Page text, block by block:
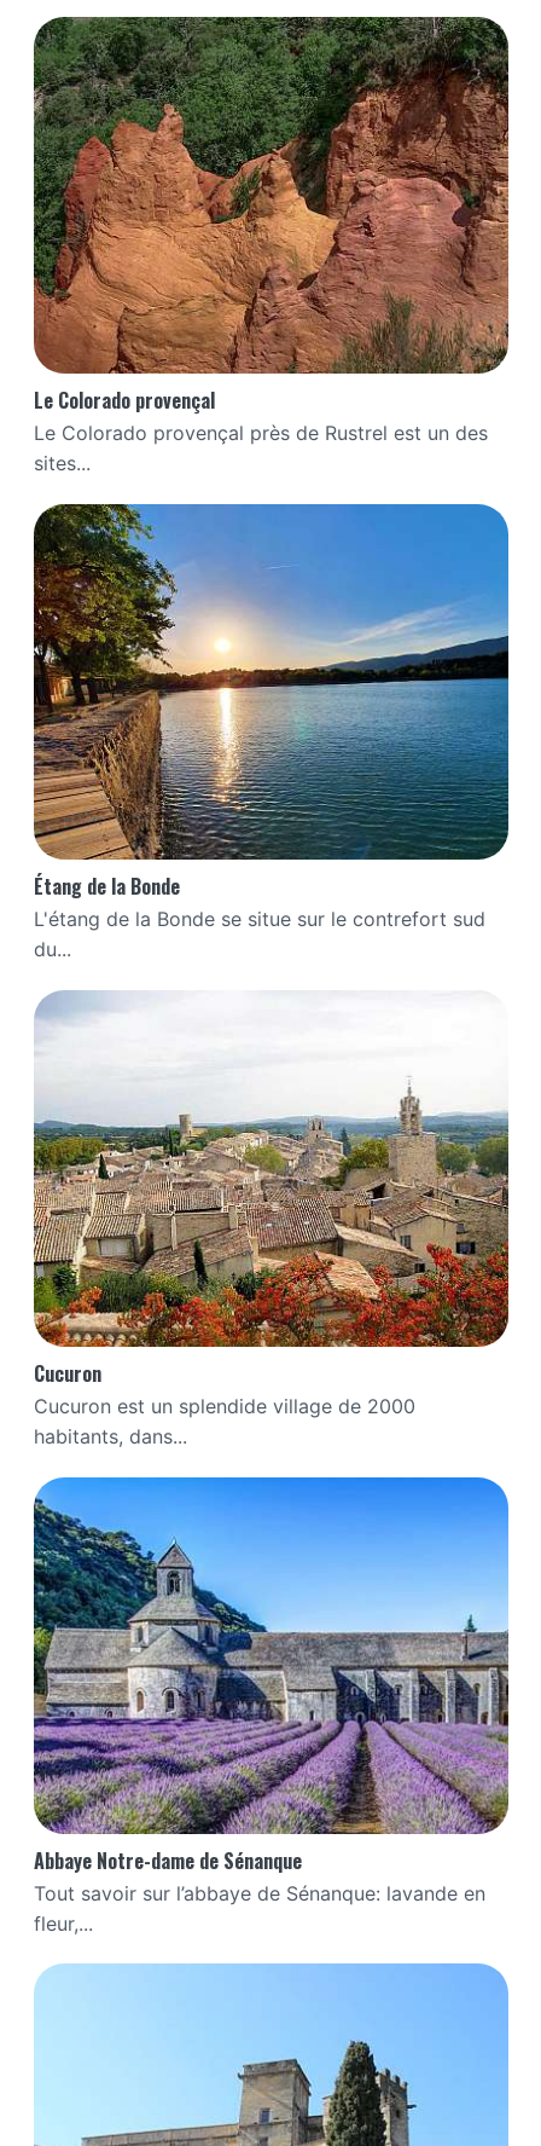
Le Colorado provençal
Le Colorado provençal près de Rustrel est un des
sites...
Étang de la Bonde
L'étang de la Bonde se situe sur le contrefort sud
du...
Cucuron
Cucuron est un splendide village de 2000
habitants, dans...
Abbaye Notre-dame de Sénanque
Tout savoir sur l’abbaye de Sénanque: lavande en
fleur,...